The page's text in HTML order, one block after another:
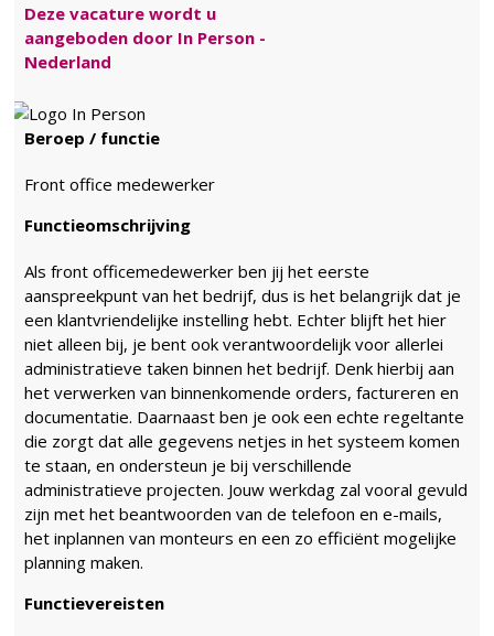
Deze vacature wordt u
aangeboden door In Person -
Nederland
Beroep / functie
Front office medewerker
Functieomschrijving
Als front officemedewerker ben jij het eerste
aanspreekpunt van het bedrijf, dus is het belangrijk dat je
een klantvriendelijke instelling hebt. Echter blijft het hier
niet alleen bij, je bent ook verantwoordelijk voor allerlei
administratieve taken binnen het bedrijf. Denk hierbij aan
het verwerken van binnenkomende orders, factureren en
documentatie. Daarnaast ben je ook een echte regeltante
die zorgt dat alle gegevens netjes in het systeem komen
te staan, en ondersteun je bij verschillende
administratieve projecten. Jouw werkdag zal vooral gevuld
zijn met het beantwoorden van de telefoon en e-mails,
het inplannen van monteurs en een zo efficiënt mogelijke
planning maken.
Functievereisten